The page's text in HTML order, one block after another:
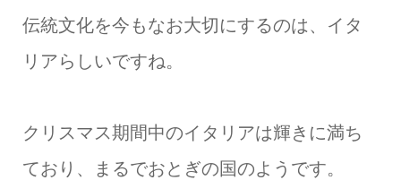
伝統文化を今もなお大切にするのは、イタ
リアらしいですね。
クリスマス期間中のイタリアは輝きに満ち
ており、まるでおとぎの国のようです。